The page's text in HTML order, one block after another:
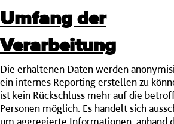
Umfang der
Verarbeitung
Die erhaltenen Daten werden
ein internes Reporting erstellen zu
ist kein Rückschluss mehr auf die
Personen möglich. Es handelt sich
um aggregierte Informationen, anhand